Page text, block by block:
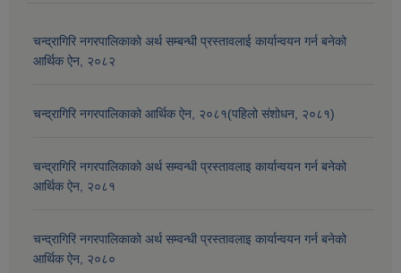
चन्द्रागिरि नगरपालिकाको अर्थ सम्बन्धी प्रस्तावलाई कार्यान्वयन गर्न बनेको
आर्थिक ऐन, २०८२
चन्द्रागिरि नगरपालिकाको आर्थिक ऐन, २०८१(पहिलो संशोधन, २०८१)
चन्द्रागिरि नगरपालिकाको अर्थ सम्वन्धी प्रस्तावलाइ कार्यान्वयन गर्न बनेको
आर्थिक ऐन, २०८१
चन्द्रागिरि नगरपालिकाको अर्थ सम्वन्धी प्रस्तावलाइ कार्यान्वयन गर्न बनेको
आर्थिक ऐन, २०८०